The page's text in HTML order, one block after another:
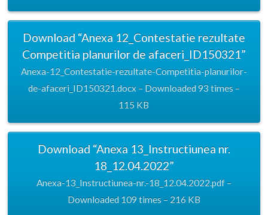
Download “Anexa 12_Contestatie rezultate
Competitia planurilor de afaceri_ID150321”
Anexa-12_Contestatie-rezultate-Competitia-planurilor-
de-afaceri_ID150321.docx – Downloaded 93 times –
115 KB
Download “Anexa 13_Instructiunea nr.
18_12.04.2022”
Anexa-13_Instructiunea-nr.-18_12.04.2022.pdf –
Downloaded 109 times – 216 KB